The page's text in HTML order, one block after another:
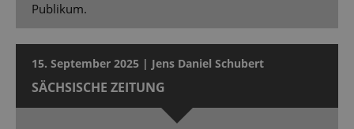
Publikum.
15. September 2025 | Jens Daniel Schubert
SÄCHSISCHE ZEITUNG